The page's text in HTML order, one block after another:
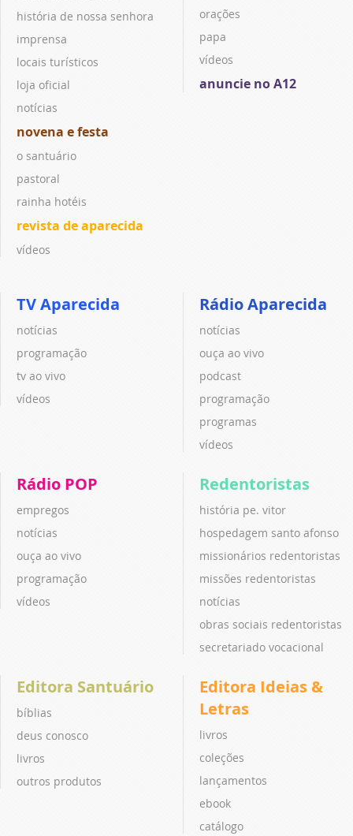
história de nossa senhora
imprensa
locais turísticos
loja oficial
notícias
novena e festa
o santuário
pastoral
rainha hotéis
revista de aparecida
vídeos
orações
papa
vídeos
anuncie no A12
TV Aparecida
notícias
programação
tv ao vivo
vídeos
Rádio Aparecida
notícias
ouça ao vivo
podcast
programação
programas
vídeos
Rádio POP
empregos
notícias
ouça ao vivo
programação
vídeos
Redentoristas
história pe. vitor
hospedagem santo afonso
missionários redentoristas
missões redentoristas
notícias
obras sociais redentoristas
secretariado vocacional
Editora Santuário
bíblias
deus conosco
livros
outros produtos
Editora Ideias &
Letras
livros
coleções
lançamentos
ebook
catálogo